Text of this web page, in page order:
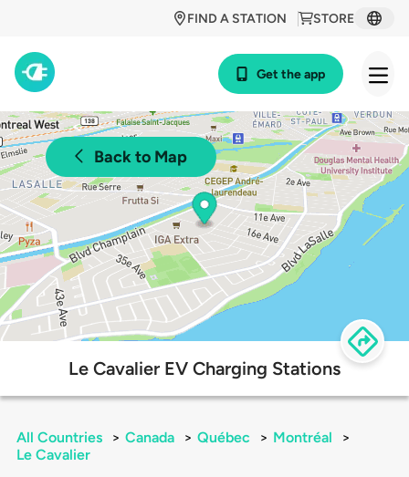
STORE
FIND A STATION
Get the app
Back to Map
Le Cavalier EV Charging Stations
All Countries > Canada > Québec > Montréal
>
Le Cavalier